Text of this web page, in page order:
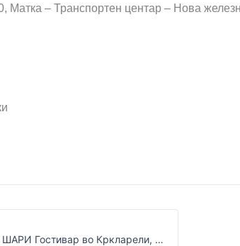
Матка – Транспортен центар – Нова
Младинска секција од ЗПСК ШАРИ Гостивар во Кркларели, Република Турција